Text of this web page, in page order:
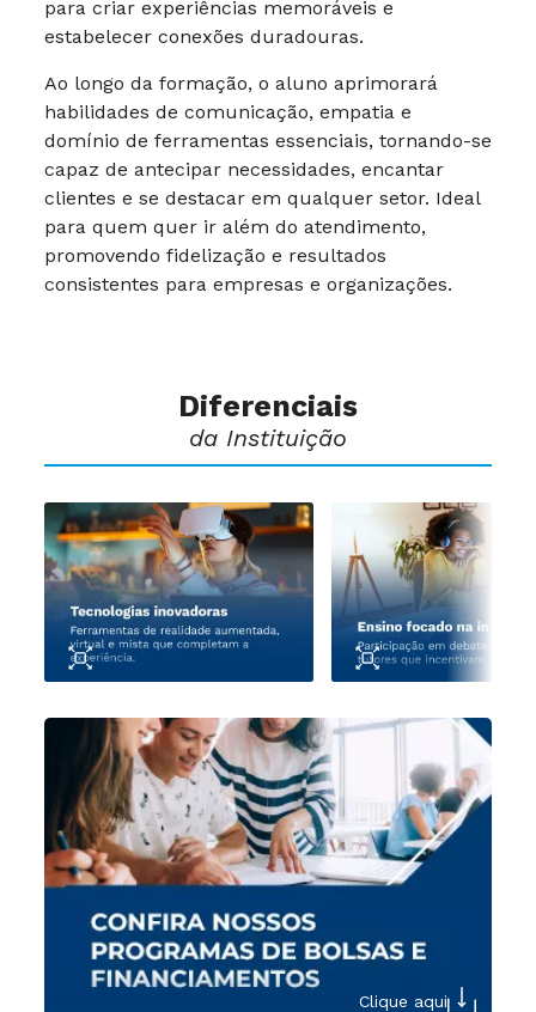
para criar experiências memoráveis e
estabelecer conexões duradouras.
Ao longo da formação, o aluno aprimorará
habilidades de comunicação, empatia e
domínio de ferramentas essenciais, tornando-se
capaz de antecipar necessidades, encantar
clientes e se destacar em qualquer setor. Ideal
para quem quer ir além do atendimento,
promovendo fidelização e resultados
consistentes para empresas e organizações.
Diferenciais
da Instituição
Clique aqui